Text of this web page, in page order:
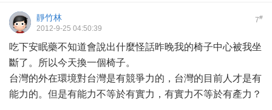
7#
靜竹林
2012-9-25 04:50:39
吃下安眠藥不知道會說出什麼怪話昨晚我的椅子中心被我坐
斷了。所以今天換一個椅子。
台灣的外在環境對台灣是有競爭力的，台灣的目前人才是有
能力的。但是有能力不等於有實力，有實力不等於有產力？